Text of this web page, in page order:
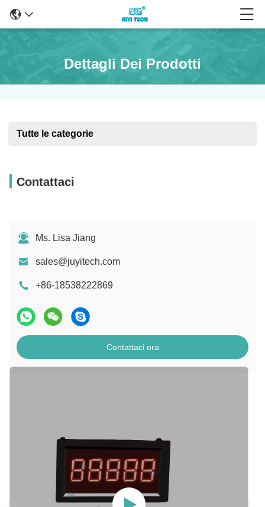
Dettagli Dei Prodotti
Tutte le categorie
Contattaci
Ms. Lisa Jiang
sales@juyitech.com
+86-18538222869
Contattaci ora